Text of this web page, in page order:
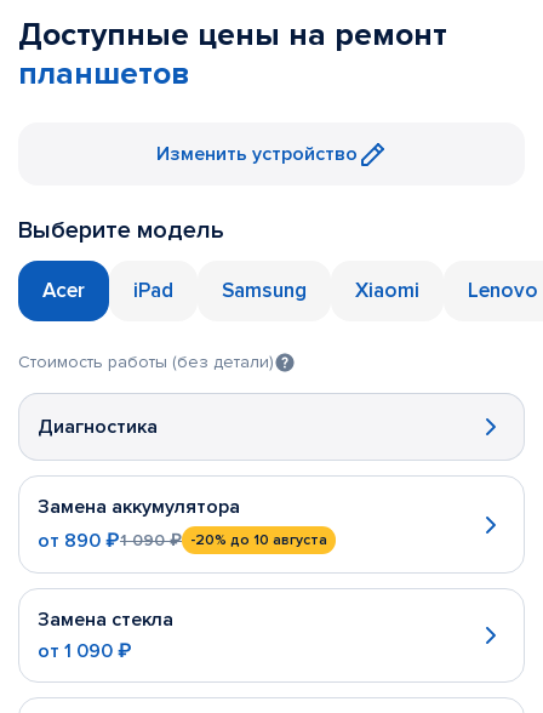
Доступные цены на ремонт
планшетов
Изменить устройство
Выберите модель
Acer iPad Samsung Xiaomi Lenovo
Стоимость работы (без детали)
Диагностика
Замена аккумулятора
от 890 ₽1 090 ₽ -20% до 10 августа
Замена стекла
от 1 090 ₽